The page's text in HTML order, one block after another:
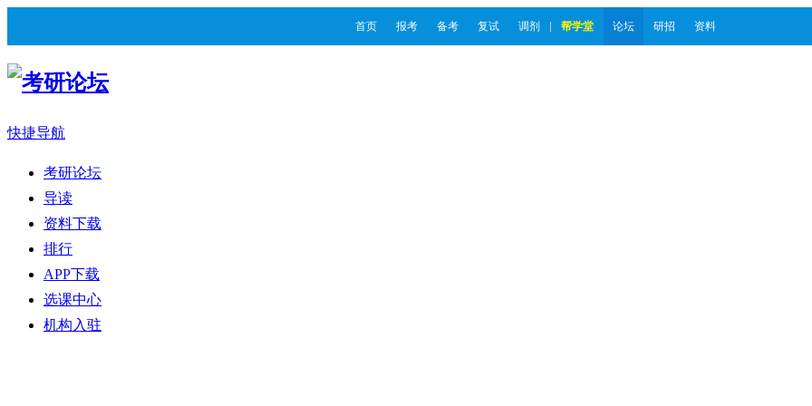
首页 报考 备考 复试 调剂 帮学堂 论坛 研招 资料
快捷导航
考研论坛
导读
资料下载
排行
APP下载
选课中心
机构入驻